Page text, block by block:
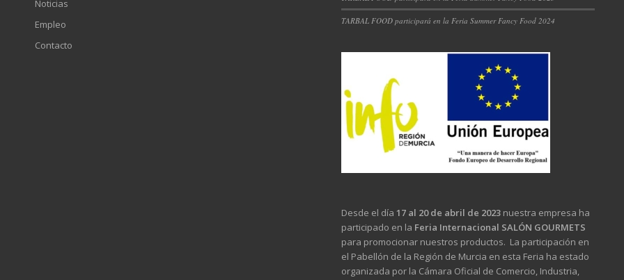
Noticias
Empleo
Contacto
TARBAL FOOD participará en la Feria Summer Fancy Food 2024
Desde el día 17 al 20 de abril de 2023nuestra empresa ha
participado en la Feria Internacional SALÓN GOURMETS
para promocionar nuestros productos. La participación en
el Pabellón de la Región de Murcia en esta Feria ha estado
organizada por la Cámara Oficial de Comercio, Industria,